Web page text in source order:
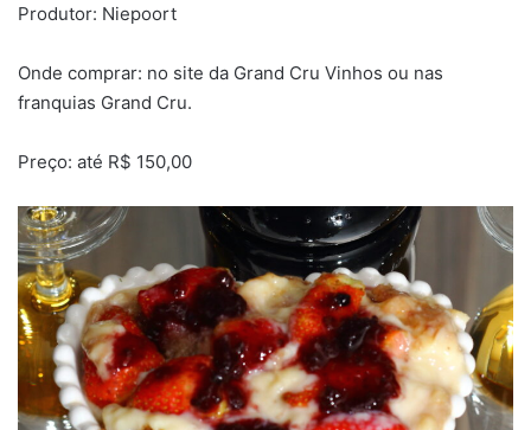
Produtor: Niepoort
Onde comprar: no site da Grand Cru Vinhos ou nas
franquias Grand Cru.
Preço: até R$ 150,00